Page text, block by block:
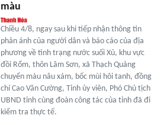
màu
Chiều 4/8, ngay sau khi tiếp nhận thông tin
phản ánh của người dân và báo cáo của địa
phương về tình trạng nước suối Xủ, khu vực
đồi Rổm, thôn Lâm Sơn, xã Thạch Quảng
chuyển màu nâu xám, bốc mùi hôi tanh, đồng
chí Cao Văn Cường, Tỉnh ủy viên, Phó Chủ tịch
UBND tỉnh cùng đoàn công tác của tỉnh đã đi
kiểm tra thực tế.